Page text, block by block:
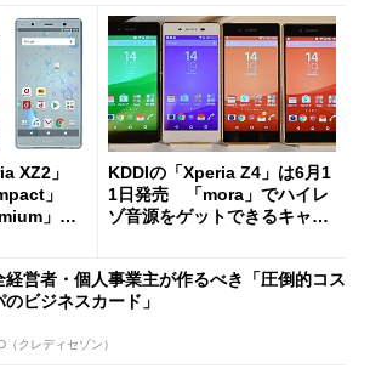
XZ2」
」
」登
KDDIの「Xperia Z4」は6月1
1日発売 「mora」でハイレ
ゾ音源をゲットできるキャン
経営者・個人事業主が作るべき「圧倒的コス
のビジネスカード」
（クレディセゾン）